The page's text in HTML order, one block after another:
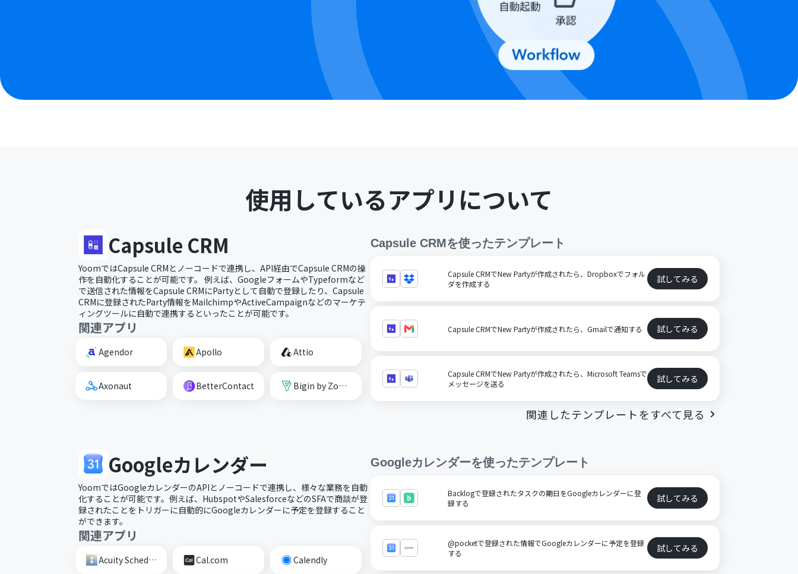
使用しているアプリについて
Capsule CRM
YoomではCapsule CRMとノーコードで連携し、API経由でCapsule CRMの操
作を自動化することが可能です。 例えば、GoogleフォームやTypeformなど
で送信された情報をCapsule CRMにPartyとして自動で登録したり、Capsule
CRMに登録されたParty情報をMailchimpやActiveCampaignなどのマーケテ
ィングツールに自動で連携するといったことが可能です。
関連アプリ
Agendor Apollo Attio
Axonaut BetterContact Bigin by Zoho CRM
Capsule CRMを使ったテンプレート
Capsule CRMでNew Partyが作成されたら、Dropboxでフォル
ダを作成する
試してみる
Capsule CRMでNew Partyが作成されたら、Gmailで通知する 試してみる
Capsule CRMでNew Partyが作成されたら、Microsoft Teamsで
メッセージを送る
試してみる
関連したテンプレートをすべて見る
Googleカレンダー
YoomではGoogleカレンダーのAPIとノーコードで連携し、様々な業務を自動
化することが可能です。例えば、HubspotやSalesforceなどのSFAで商談が登
録されたことをトリガーに自動的にGoogleカレンダーに予定を登録すること
ができます。
関連アプリ
Acuity Scheduling Cal.com Calendly
Googleカレンダーを使ったテンプレート
Backlogで登録されたタスクの期日をGoogleカレンダーに登
録する
試してみる
@pocketで登録された情報でGoogleカレンダーに予定を登録
する
試してみる